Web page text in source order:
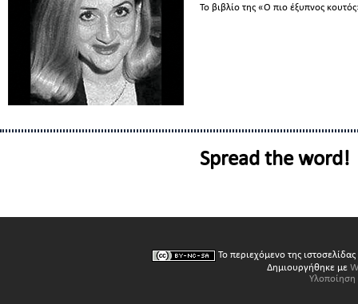
Το βιβλίο της «Ο πιο έξυπνος
Spread the word!
Το περιεχόμενο της ιστοσελίδας
Δημιουργήθηκε με
Υλοποίηση